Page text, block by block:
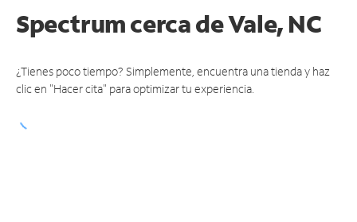
Spectrum cerca deVale, NC
¿Tienes poco tiempo? Simplemente, encuentra una tienda y haz
clic en "Hacer cita" para optimizar tu experiencia.